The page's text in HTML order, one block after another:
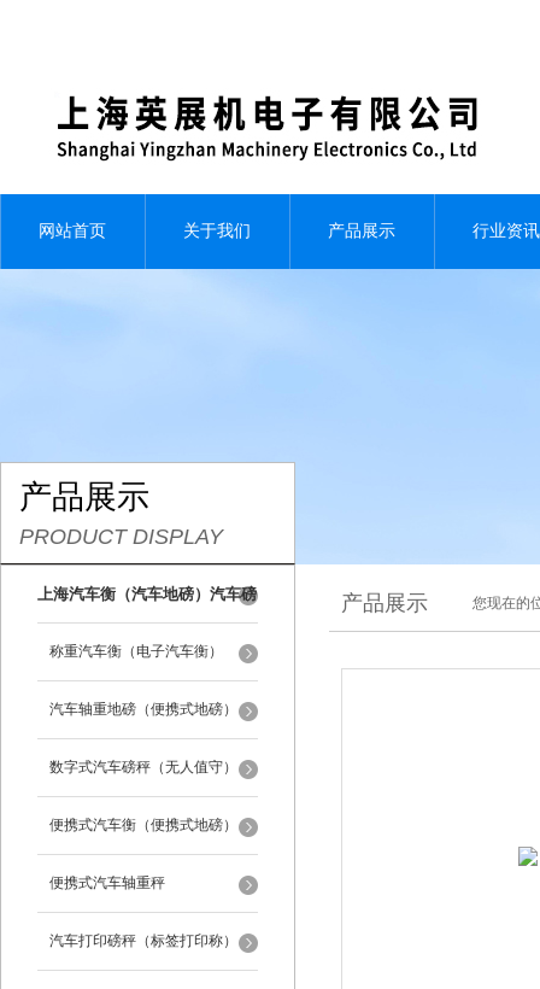
网站首页 关于我们 产品展示 行业资讯
产品展示
PRODUCT DISPLAY
上海汽车衡（汽车地磅）汽车磅
秤称重汽车衡（电子汽车衡）
汽车轴重地磅（便携式地磅）
数字式汽车磅秤（无人值守）
便携式汽车衡（便携式地磅）
便携式汽车轴重秤
汽车打印磅秤（标签打印称）
产品展示 您现在的